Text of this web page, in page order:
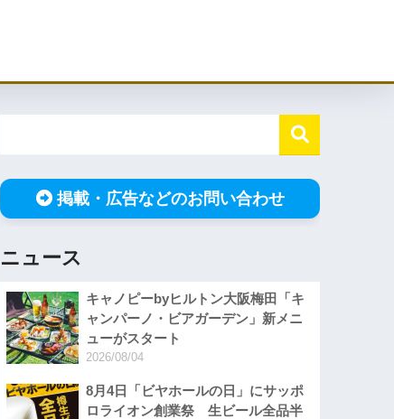
掲載・広告などのお問い合わせ
ニュース
キャノピーbyヒルトン大阪梅田「キ
ャンパーノ・ビアガーデン」新メニ
ューがスタート
2026/08/04
8月4日「ビヤホールの日」にサッポ
ロライオン創業祭 生ビール全品半